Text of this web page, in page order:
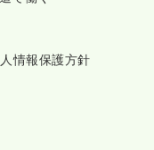
情報保護方針